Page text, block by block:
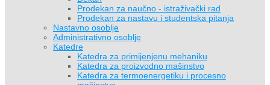
Prodekan za naučno - istraživački rad
Prodekan za nastavu i studentska pitanja
Nastavno osoblje
Administrativno osoblje
Katedre
Katedra za primijenjenu mehaniku
Katedra za proizvodno mašinstvo
Katedra za termoenergetiku i procesno